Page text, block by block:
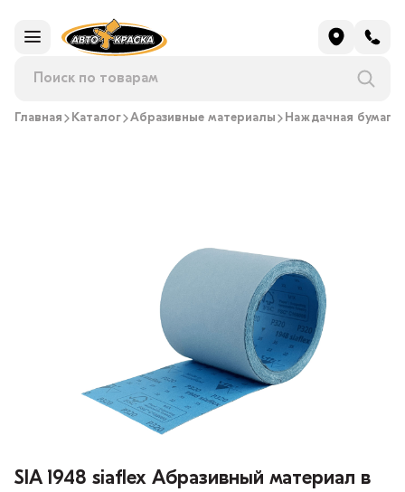
Главная Каталог Абразивные материалы Наждачная бумага
SIA 1948 siaflex Абразивный материал в